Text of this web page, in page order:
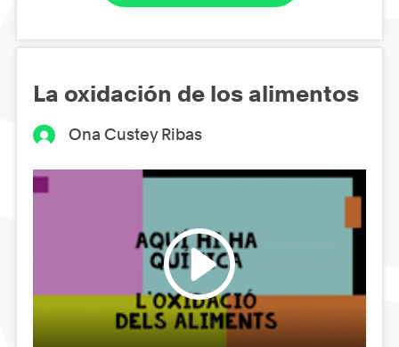
La oxidación de los alimentos
Ona Custey Ribas